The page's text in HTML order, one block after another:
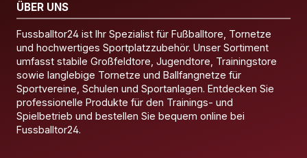
ÜBER UNS
Fussballtor24 ist Ihr Spezialist für Fußballtore, Tornetze
und hochwertiges Sportplatzzubehör. Unser Sortiment
umfasst stabile Großfeldtore, Jugendtore, Trainingstore
sowie langlebige Tornetze und Ballfangnetze für
Sportvereine, Schulen und Sportanlagen. Entdecken Sie
professionelle Produkte für den Trainings- und
Spielbetrieb und bestellen Sie bequem online bei
Fussballtor24.